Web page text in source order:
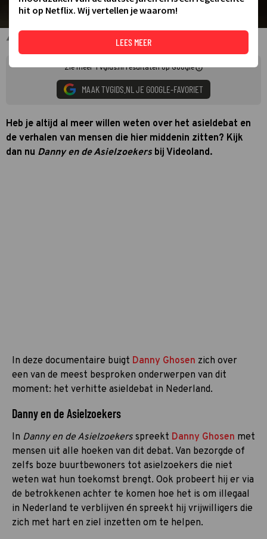
Danny Ghosen voor Danny en de Asielzoekers
Zie meer TVgids.nl resultaten op Google
MAAK TVGIDS.NL JE GOOGLE-FAVORIET
Heb je altijd al meer willen weten over het asieldebat en
de verhalen van mensen die hier middenin zitten? Kijk
dan nu Danny en de Asielzoekersbij Videoland.
In deze documentaire buigt Danny Ghosen zich over
een van de meest besproken onderwerpen van dit
moment: het verhitte asieldebat in Nederland.
Danny en de Asielzoekers
In Danny en de Asielzoekers spreekt Danny Ghosen met
mensen uit alle hoeken van dit debat. Van bezorgde of
zelfs boze buurtbewoners tot asielzoekers die niet
weten wat hun toekomst brengt. Ook probeert hij er via
de betrokkenen achter te komen hoe het is om illegaal
in Nederland te verblijven én spreekt hij vrijwilligers die
zich met hart en ziel inzetten om te helpen.
hit op Netflix. Wij vertellen je waarom!
LEES MEER